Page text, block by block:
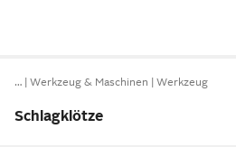
… Werkzeug & Maschinen Werkzeug
Schlagklötze